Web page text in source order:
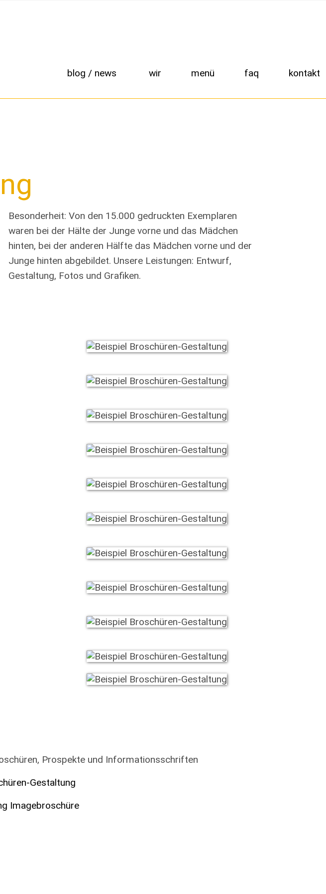
blog / news wir menü faq kontakt
Besonderheit: Von den 15.000 gedruckten Exemplaren
waren bei der Hälte der Junge vorne und das Mädchen
hinten, bei der anderen Hälfte das Mädchen vorne und der
Junge hinten abgebildet. Unsere Leistungen: Entwurf,
Gestaltung, Fotos und Grafiken.
Prospekte und Informationsschriften
Gestaltung